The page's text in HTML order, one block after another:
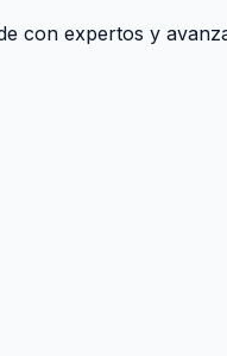
con expertos y